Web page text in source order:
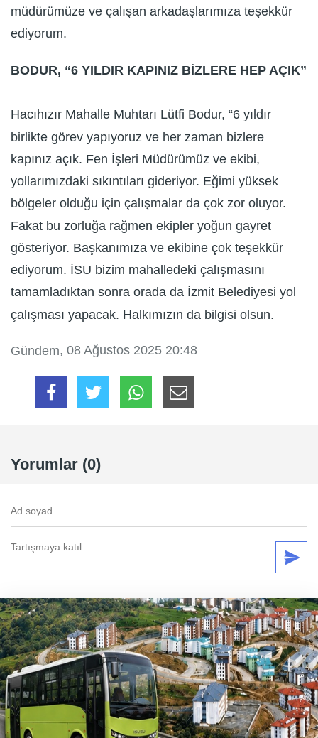
müdürümüze ve çalışan arkadaşlarımıza teşekkür
ediyorum.
BODUR, “6 YILDIR KAPINIZ BİZLERE HEP AÇIK”
Hacıhızır Mahalle Muhtarı Lütfi Bodur, “6 yıldır
birlikte görev yapıyoruz ve her zaman bizlere
kapınız açık. Fen İşleri Müdürümüz ve ekibi,
yollarımızdaki sıkıntıları gideriyor. Eğimi yüksek
bölgeler olduğu için çalışmalar da çok zor oluyor.
Fakat bu zorluğa rağmen ekipler yoğun gayret
gösteriyor. Başkanımıza ve ekibine çok teşekkür
ediyorum. İSU bizim mahalledeki çalışmasını
tamamladıktan sonra orada da İzmit Belediyesi yol
çalışması yapacak. Halkımızın da bilgisi olsun.
Gündem, 08 Ağustos 2025 20:48
Yorumlar (0)